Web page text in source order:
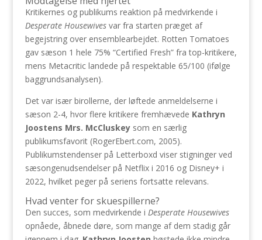
Kritikernes og publikums reaktion på medvirkende i
Desperate Housewivesvar fra starten præget af
begejstring over ensemblearbejdet. Rotten Tomatoes
gav sæson 1 hele 75% “Certified Fresh” fra top-kritikere,
mens Metacritic landede på respektable 65/100 (ifølge
baggrundsanalysen).
Det var især birollerne, der løftede anmeldelserne i
sæson 2-4, hvor flere kritikere fremhævede Kathryn
Joostens Mrs. McCluskeysom en særlig
publikumsfavorit (RogerEbert.com, 2005).
Publikumstendenser på Letterboxd viser stigninger ved
sæsongenudsendelser på Netflix i 2016 og Disney+ i
2022, hvilket peger på seriens fortsatte relevans.
Hvad venter for skuespillerne?
Den succes, som medvirkende i Desperate Housewives
opnåede, åbnede døre, som mange af dem stadig går